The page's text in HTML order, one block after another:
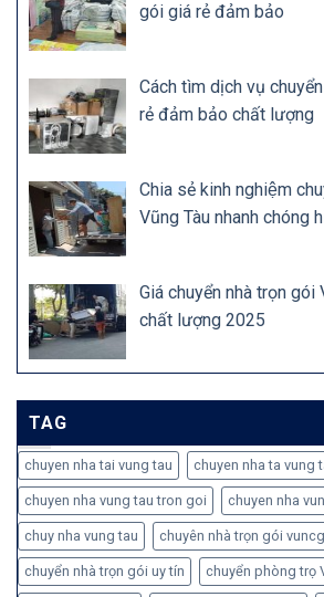
gói giá rẻ đảm bảo
Cách tìm dịch vụ
rẻ đảm bảo chất lượng
Chia sẻ kinh nghiệm
Vũng Tàu nhanh chóng
Giá chuyển nhà trọn gói
chất lượng 2025
TAG
chuyen nha tai vung tau chuyen nha ta vung
chuyen nha vung tau tron goi chuyen nha
chuy nha vung tau chuyên nhà trọn gói
chuyển nhà trọn gói uy tín chuyển phòng trọ